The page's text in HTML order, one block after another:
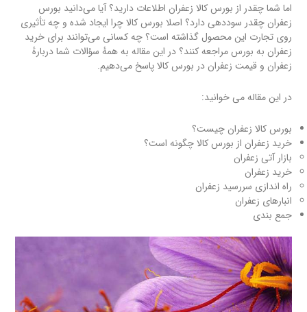
اما شما چقدر از بورس کالا زعفران اطلاعات دارید؟ آیا می‌دانید بورس
زعفران چقدر سوددهی دارد؟ اصلا بورس کالا چرا ایجاد شده و چه تأثیری
روی تجارت این محصول گذاشته است؟ چه کسانی می‌توانند برای خرید
زعفران به بورس مراجعه کنند؟ در این مقاله به همهٔ سؤالات شما دربارهٔ
زعفران و قیمت زعفران در بورس کالا پاسخ می‌دهیم.
در این مقاله می خوانید:
بورس کالا زعفران چیست؟
خرید زعفران از بورس کالا چگونه است؟
بازار آتی زعفران
خرید زعفران
راه اندازی سررسید زعفران
انبارهای زعفران
جمع بندی